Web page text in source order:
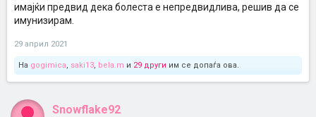
имајќи предвид дека болеста е непредвидлива, решив да се
имунизирам.
29 април 2021
На gogimica, saki13, bela.m и 29 други им се допаѓа ова.
Snowflake92